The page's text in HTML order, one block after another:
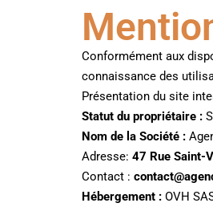
Conformément aux
connaissance des
Présentation du site
Statut du propriétaire :
Nom de la Société :
Adresse: 47 Rue Saint-
Contact :
Hébergement : OVH